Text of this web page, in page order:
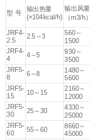
型 号
输出热量
(×104kcal/h)
输出风量
（m3/h）
JRF4-
2.5 2.5～3
560～
1500
JRF4-
4
4～5
930～
3500
JRF5-
8 6～8
1480～
5600
JRF5-
15
10～15
2160～
12000
JRF5-
30
25～30
4330～
25000
JRF5-
60
55～60 8660～
45000